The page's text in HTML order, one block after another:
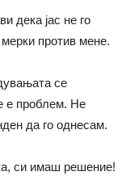
дека јас не го
против мене.
се
е проблем. Не
да го однесам.
си имаш решение!